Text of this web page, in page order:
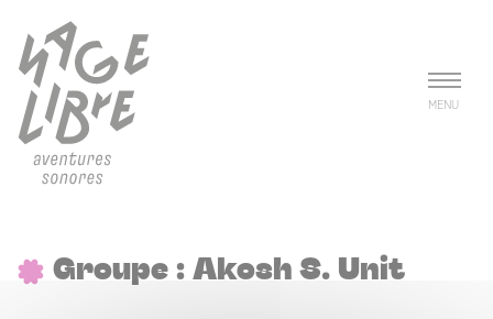
MENU
Groupe : Akosh S. Unit